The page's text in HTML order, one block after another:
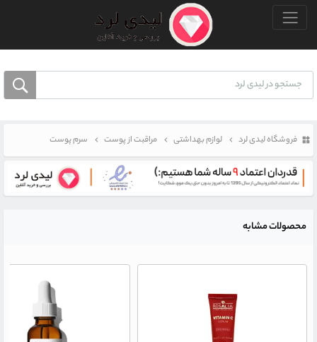
منو بالا
فروشگاه لیدی لرد لوازم بهداشتی مراقبت از پوست سرم پوست
محصولات مشابه